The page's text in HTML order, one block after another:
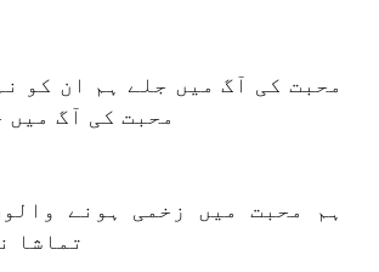
محبت کی آگ میں جلے ہم ان کو
محبت کی آگ میں
ہم محبت میں زخمی ہونے
تماشا